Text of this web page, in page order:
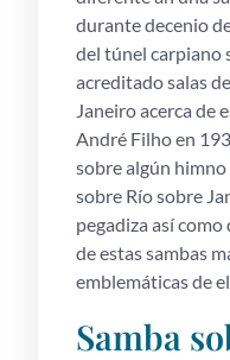
durante decenio
del túnel carpiano
acreditado salas
Janeiro acerca de
André Filho en
sobre algún
sobre Río sobre
pegadiza así­
de estas sambas
emblemáticas de
Samba